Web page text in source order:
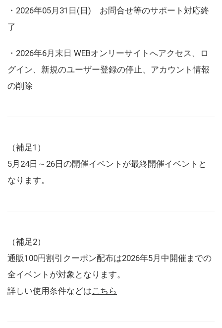
・2026年05月31日(日) お問合せ等のサポート対応終
了
・2026年6月末日 WEBオンリーサイトへアクセス、ロ
グイン、新規のユーザー登録の停止、アカウント情報
の削除
（補足1）
5月24日～26日の開催イベントが最終開催イベントと
なります。
（補足2）
通販100円割引クーポン配布は2026年5月中開催までの
全イベントが対象となります。
詳しい使用条件などはこちら